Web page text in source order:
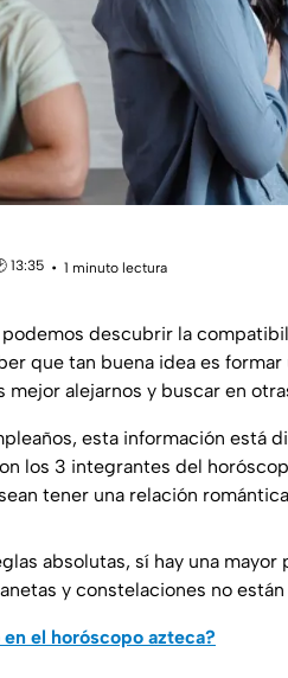
13:35
1 minuto lectura
podemos descubrir la
que tan buena idea es
alejarnos y buscar en
esta información está
los 3 integrantes del
tener una relación
absolutas, sí hay una
y constelaciones no
el horóscopo azteca?